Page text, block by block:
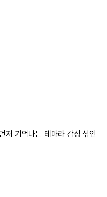
저 기억나는 테마라 감성 섞인